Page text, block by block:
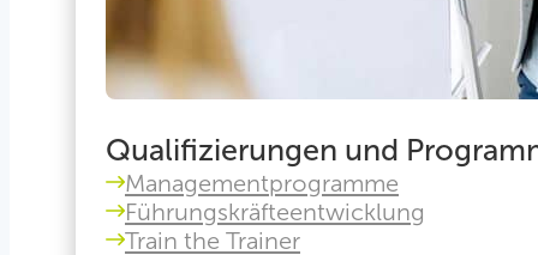
Qualifizierungen und
Managementprogramme
Führungskräfteentwicklung
Train the Trainer